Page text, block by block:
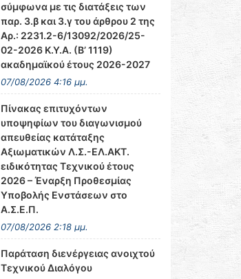
σύμφωνα με τις διατάξεις των
παρ. 3.β και 3.γ του άρθρου 2 της
Αρ.: 2231.2-6/13092/2026/25-
02-2026 Κ.Υ.Α. (Β’ 1119)
ακαδημαϊκού έτους 2026-2027
07/08/2026 4:16 μμ.
Πίνακας επιτυχόντων
υποψηφίων του διαγωνισμού
απευθείας κατάταξης
Αξιωματικών Λ.Σ.-ΕΛ.ΑΚΤ.
ειδικότητας Τεχνικού έτους
2026 – Έναρξη Προθεσμίας
Υποβολής Ενστάσεων στο
Α.Σ.Ε.Π.
07/08/2026 2:18 μμ.
Παράταση διενέργειας ανοιχτού
Τεχνικού Διαλόγου